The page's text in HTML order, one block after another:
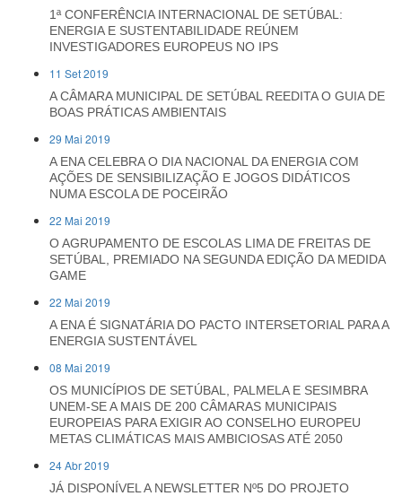
1ª CONFERÊNCIA INTERNACIONAL DE SETÚBAL:
ENERGIA E SUSTENTABILIDADE REÚNEM
INVESTIGADORES EUROPEUS NO IPS
11 Set 2019
A CÂMARA MUNICIPAL DE SETÚBAL REEDITA O GUIA DE
BOAS PRÁTICAS AMBIENTAIS
29 Mai 2019
A ENA CELEBRA O DIA NACIONAL DA ENERGIA COM
AÇÕES DE SENSIBILIZAÇÃO E JOGOS DIDÁTICOS
NUMA ESCOLA DE POCEIRÃO
22 Mai 2019
O AGRUPAMENTO DE ESCOLAS LIMA DE FREITAS DE
SETÚBAL, PREMIADO NA SEGUNDA EDIÇÃO DA MEDIDA
GAME
22 Mai 2019
A ENA É SIGNATÁRIA DO PACTO INTERSETORIAL PARA A
ENERGIA SUSTENTÁVEL
08 Mai 2019
OS MUNICÍPIOS DE SETÚBAL, PALMELA E SESIMBRA
UNEM-SE A MAIS DE 200 CÂMARAS MUNICIPAIS
EUROPEIAS PARA EXIGIR AO CONSELHO EUROPEU
METAS CLIMÁTICAS MAIS AMBICIOSAS ATÉ 2050
24 Abr 2019
JÁ DISPONÍVEL A NEWSLETTER Nº5 DO PROJETO